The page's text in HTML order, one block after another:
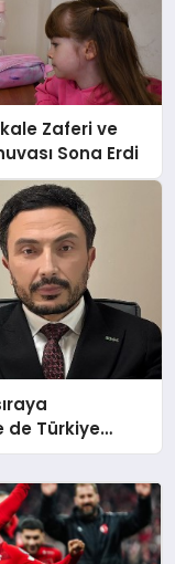
Zaferi ve
Sona Erdi
de Türkiye